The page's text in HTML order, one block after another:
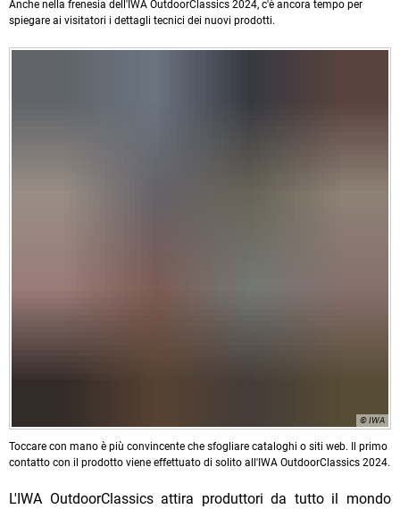
Anche nella frenesia dell'IWA OutdoorClassics 2024, c'è ancora tempo per
spiegare ai visitatori i dettagli tecnici dei nuovi prodotti.
© IWA
Toccare con mano è più convincente che sfogliare cataloghi o siti web. Il primo
contatto con il prodotto viene effettuato di solito all'IWA OutdoorClassics 2024.
L'IWA OutdoorClassics attira produttori da tutto il mondo